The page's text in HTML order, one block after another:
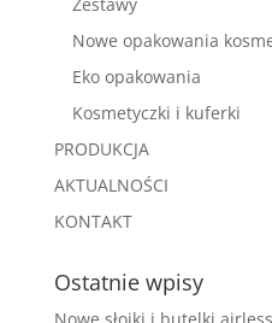
Nowe opakowania
Eko opakowania
Kosmetyczki i kuferki
PRODUKCJA
AKTUALNOŚCI
KONTAKT
Ostatnie wpisy